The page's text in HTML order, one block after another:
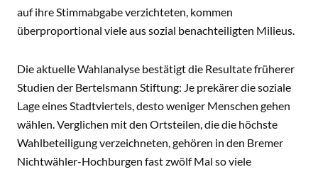
auf ihre Stimmabgabe verzichteten, kommen
überproportional viele aus sozial benachteiligten Milieus.
Die aktuelle Wahlanalyse bestätigt die Resultate früherer
Studien der Bertelsmann Stiftung: Je prekärer die soziale
Lage eines Stadtviertels, desto weniger Menschen gehen
wählen. Verglichen mit den Ortsteilen, die die höchste
Wahlbeteiligung verzeichneten, gehören in den Bremer
Nichtwähler-Hochburgen fast zwölf Mal so viele